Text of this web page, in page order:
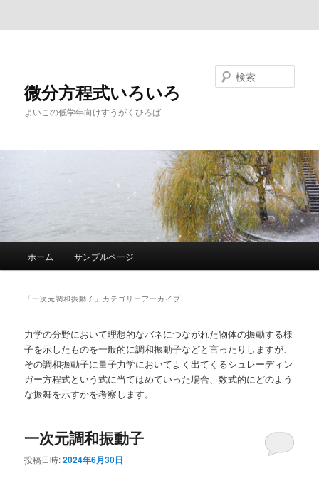
微分方程式いろいろ
よいこの低学年向けすうがくひろば
ホーム サンプルページ
「一次元調和振動子 」カテゴリーアーカイブ
力学の分野において理想的なバネにつながれた物体の振動する様
子を示したものを一般的に調和振動子などと言ったりしますが、
その調和振動子に量子力学においてよく出てくるシュレーディン
ガー方程式という式に当てはめていった場合、数式的にどのよう
な振舞を示すかを考察します。
一次元調和振動子
投稿日時:2024年6月30日